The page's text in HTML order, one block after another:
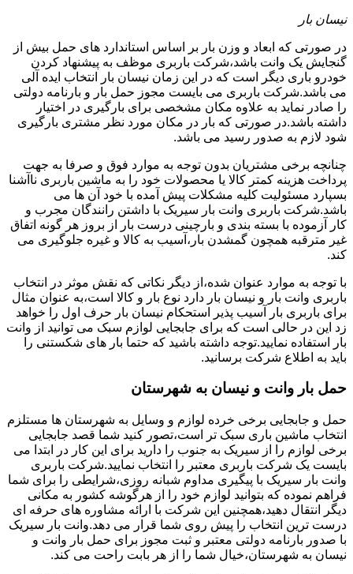
نیسان بار
در صورتی که ابعاد و وزن بار بر اساس استاندارد های حمل بیش از
گنجایش یک وانت باشد،شرکت باربری موظف به پیشنهاد کردن
خودرو باری دیگر است که در این زمان نیسان بار انتخاب ایده آلی
می باشد.شرکت باربری می بایست مجوز حمل بار و بارنامه دولتی
را صادر نماید به علاوه مکان مشخصی برای بارگیری در اختیار
داشته باشد.در صورتی که بار در مکان مورد نظر مشتری بارگیری
شود لازم به صدور رسید می باشد.
چنانچه برخی مشتریان بدون توجه به موارد فوق و صرفا به جهت
پرداخت هزینه کمتر کالا یا محصولات خود را به ماشین باربری ناآشنا
بسپارد مسئولیت کلیه مشکلات پیش آمده با خود آن ها می
باشد.شرکت باربری وانت بار سیریک با داشتن رانندگان مجرب و
کار آزموده با بسته بندی و بارچینی درست بار از بروز هر گونه اتفاق
غیر مترقبه همچون گمشدن بار،آسیب به کالا و غیره جلوگیری می
کند.
با توجه به موارد عنوان شده،از دیگر نکاتی که نقش موثر در انتخاب
باربری وانت بار و نیسان بار دارد نوع بار و کالا است،به عنوان مثال
برای باربری بار آسیب پذیر استحکام نیسان بار حرف اول را خواهد
زد این در حالی است که برای جابجایی لوازم سبک می توانید از وانت
بار استفاده نمایید.توجه داشته باشید که حتما بار های شکستنی را
باید به اطلاع شرکت برسانید.
حمل بار وانت و نیسان به شهرستان
حمل و جابجایی برخی خرده لوازم و وسایل به شهرستان ها مستلزم
انتخاب ماشین باری سبک تر است،تصور کنید شما قصد جابجایی
برخی لوازم را از سیریک به جنوب را دارید برای این کار در ابتدا می
بایست یک شرکت باربری معتبر را انتخاب نمایید.شرکت باربری
وانت بار سیریک با پیگیری مداوم شبانه روزی،شرایطی را برای شما
فراهم نموده که بتوانید لوازم خود را از هرگوشه کشور به مکانی
دیگر انتقال دهید،همچنین این شرکت با ارائه مشاوره های حرفه ای
درست ترین انتخاب را پیش روی شما قرار می دهد.وانت بار سیریک
با صدور بارنامه دولتی معتبر و ثبت مجوز برای حمل بار وانت و
نیسان به شهرستان،خیال شما را از هر بابت راحت می کند.